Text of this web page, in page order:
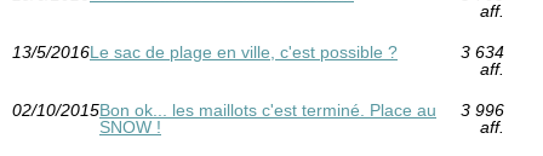
aff.
13/5/2016Le sac de plage en ville, c'est possible ?
3 634
aff.
02/10/2015Bon ok... les maillots c'est terminé. Place au
SNOW !
3 996
aff.